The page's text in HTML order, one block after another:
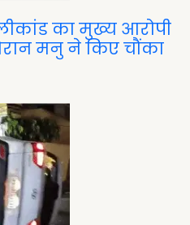
का मुख्य आरोपी
मनु ने किए चौंका